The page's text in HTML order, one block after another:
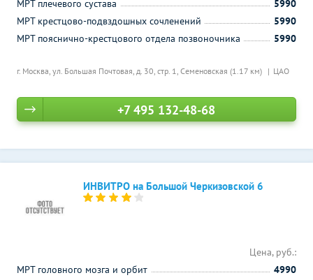
г. Москва, ул. Большая Почтовая, д. 30, стр. 1, Семеновская (1.17 км) ЦАО
МРТ плечевого сустава
5990
МРТ крестцово-подвздошных сочленений
5990
МРТ пояснично-крестцового отдела позвоночника
5990
+7 495 132-48-68
ИНВИТРО на Большой Черкизовской 6
Цена, руб.:
МРТ головного мозга и орбит
4990